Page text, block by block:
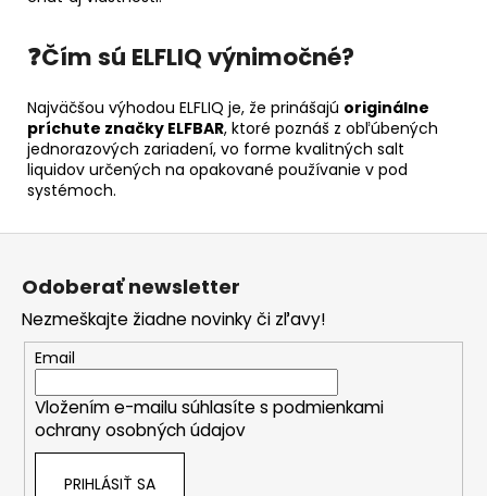
❓Čím sú ELFLIQ výnimočné?
Najväčšou výhodou ELFLIQ je, že prinášajú originálne
príchute značky ELFBAR, ktoré poznáš z obľúbených
jednorazových zariadení, vo forme kvalitných salt
liquidov určených na opakované používanie v pod
systémoch.
Z
Odoberať newsletter
Nezmeškajte žiadne novinky či zľavy!
Email
Vložením e-mailu súhlasíte s podmienkami
ochrany osobných údajov
PRIHLÁSIŤ SA